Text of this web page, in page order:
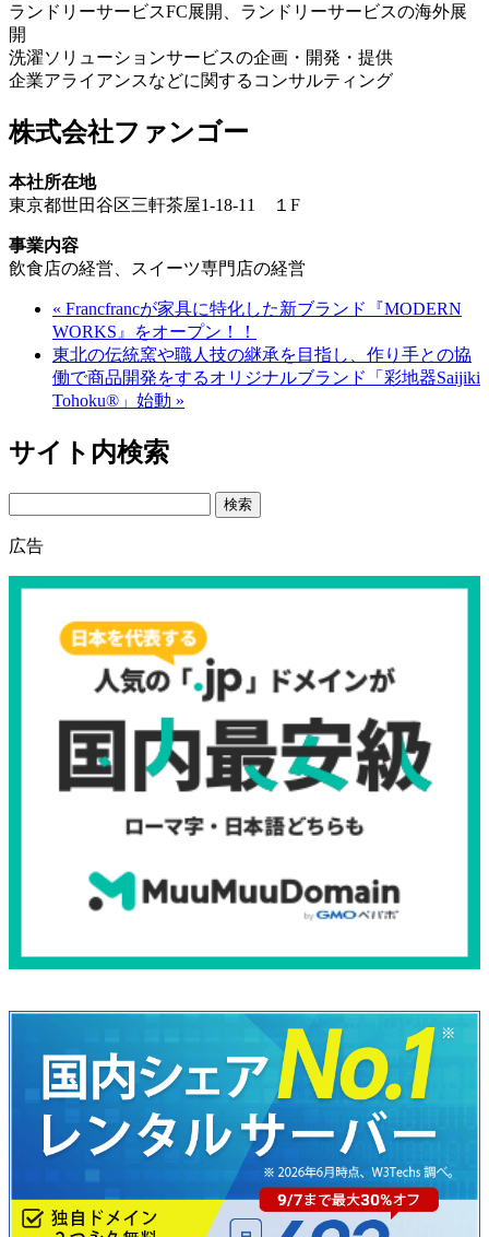
ランドリーサービスFC展開、ランドリーサービスの海外展
開
洗濯ソリューションサービスの企画・開発・提供
企業アライアンスなどに関するコンサルティング
株式会社ファンゴー
本社所在地
東京都世田谷区三軒茶屋1-18-11 １F
事業内容
飲食店の経営、スイーツ専門店の経営
« Francfrancが家具に特化した新ブランド『MODERN
WORKS』をオープン！！
東北の伝統窯や職人技の継承を目指し、作り手との協
働で商品開発をするオリジナルブランド「彩地器Saijiki
Tohoku®」始動 »
サイト内検索
Search
広告